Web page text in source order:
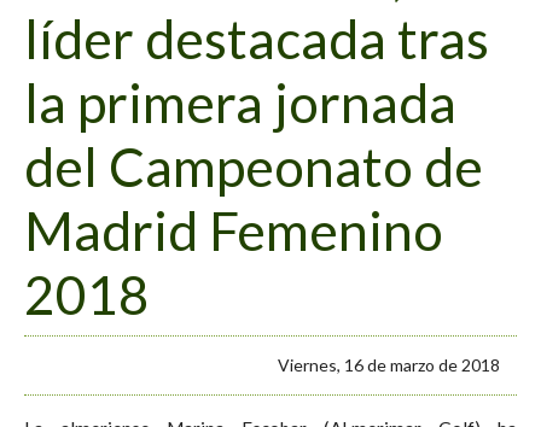
líder destacada tras
la primera jornada
del Campeonato de
Madrid Femenino
2018
Viernes, 16 de marzo de 2018